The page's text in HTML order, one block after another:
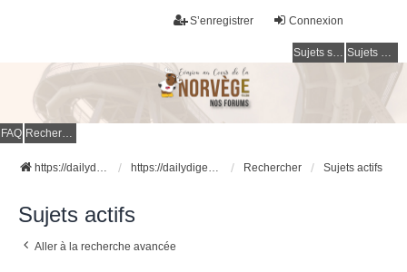
Connexion
S’enregistrer
Sujets sans réponse Sujets actifs
FAQ Rechercher
https://dailydigesthub.com https://dailydigesthub.com Rechercher Sujets actifs
Sujets actifs
Aller à la recherche avancée